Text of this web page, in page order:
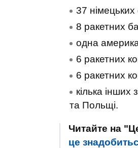
37
8 ракетних
одна
6 ракетних
6 ракетних
кілька інших
та Польщі.
Читайте на
це